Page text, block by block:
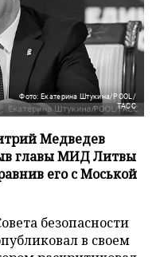
Фото: Екатерина Штукина/POOL/
ТАСС
Медведев
главы МИД Литвы
его с Моськой
безопасности
в своем